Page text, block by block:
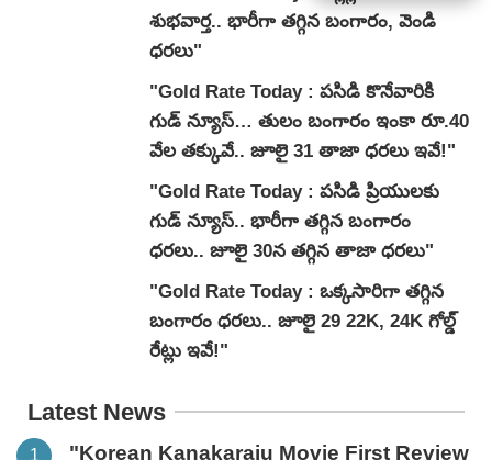
శుభవార్త.. భారీగా తగ్గిన బంగారం, వెండి
ధరలు"
"Gold Rate Today : ప‌సిడి కొనేవారికి
గుడ్ న్యూస్… తులం బంగారం ఇంకా రూ.40
వేల తక్కువే.. జూలై 31 తాజా ధరలు ఇవే!"
"Gold Rate Today : పసిడి ప్రియులకు
గుడ్ న్యూస్.. భారీగా తగ్గిన బంగారం
ధరలు.. జూలై 30న తగ్గిన తాజా ధరలు"
"Gold Rate Today : ఒక్కసారిగా తగ్గిన
బంగారం ధరలు.. జూలై 29 22K, 24K గోల్డ్
రేట్లు ఇవే!"
Latest News
"Korean Kanakaraju Movie First Review